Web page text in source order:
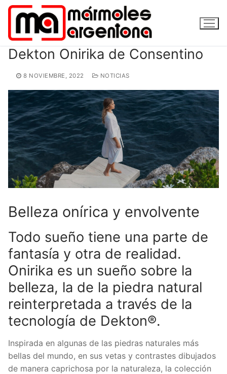
contenido
Dekton Onirika de Consentino
8 NOVIEMBRE, 2022 NOTICIAS
Belleza onírica y envolvente
Todo sueño tiene una parte de
fantasía y otra de realidad.
Onirika es un sueño sobre la
belleza, la de la piedra natural
reinterpretada a través de la
tecnología de Dekton®.
Inspirada en algunas de las piedras naturales más
bellas del mundo, en sus vetas y contrastes dibujados
de manera caprichosa por la naturaleza, la colección